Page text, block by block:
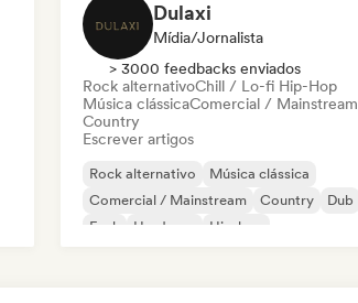
Dulaxi
Mídia/Jornalista
> 3000 feedbacks enviados
Rock alternativoChill / Lo-fi Hip-Hop
Música clássicaComercial / Mainstream
Country
Escrever artigos
Rock alternativo
Música clássica
Comercial / Mainstream
Country
Dub
Funk
Hardcore Hip-hop